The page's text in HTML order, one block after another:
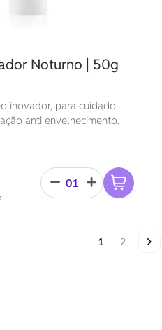
Noturno | 50g
inovador, para cuidado
anti envelhecimento.
Página
Você esta
1 Página
2